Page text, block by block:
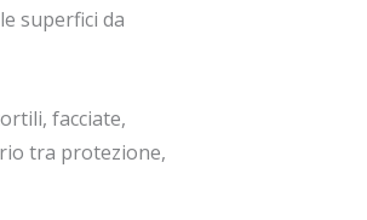
superfici da
facciate,
tra protezione,